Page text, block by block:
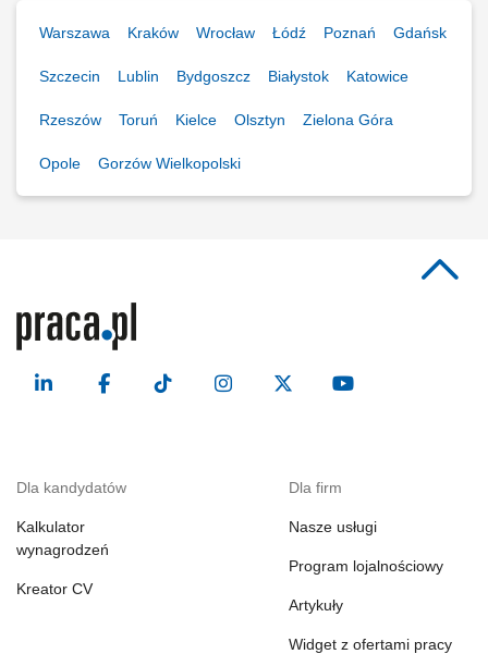
Warszawa Kraków Wrocław Łódź Poznań Gdańsk
Szczecin Lublin Bydgoszcz Białystok Katowice
Rzeszów Toruń Kielce Olsztyn Zielona Góra
Opole Gorzów Wielkopolski
Dla kandydatów
Kalkulator
wynagrodzeń
Kreator CV
Dla firm
Nasze usługi
Program lojalnościowy
Artykuły
Widget z ofertami pracy